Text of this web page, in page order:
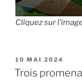
Cliquez sur
PUBLIÉ
LE
10 MAI 2024
Trois